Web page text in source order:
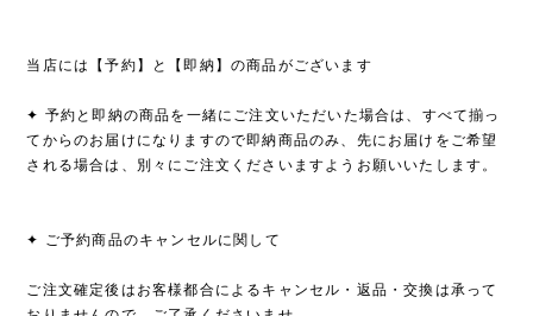
当店には【予約】と【即納】の商品がございます
✦ 予約と即納の商品を一緒にご注文いただいた場合は、すべて揃っ
てからのお届けになりますので即納商品のみ、先にお届けをご希望
される場合は、別々にご注文くださいますようお願いいたします。
✦ ご予約商品のキャンセルに関して
ご注文確定後はお客様都合によるキャンセル・返品・交換は承って